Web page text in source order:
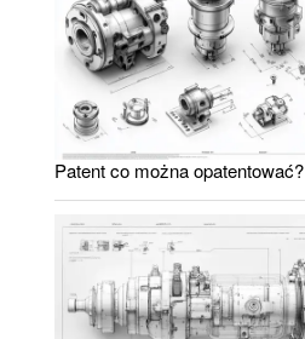
Patent co można opatentować?